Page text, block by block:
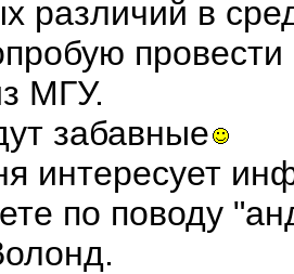
различий в
МГУ.
забавные
интересует
по поводу